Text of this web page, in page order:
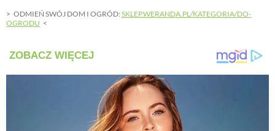
ODMIEŃ SWÓJ DOM I OGRÓD: SKLEP.WERANDA.PL/KATEGORIA/DO-
OGRODU